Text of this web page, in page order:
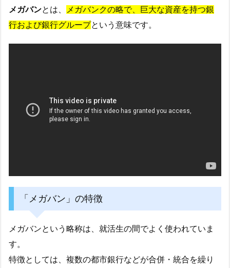
メガバンとは、
メガバンクの略で、巨大な資産を持つ銀
行および銀行グループという意味です。
「メガバン」の特徴
メガバンという略称は、就活生の間でよく使われていま
す。
特徴としては、複数の都市銀行などが合併・統合を繰り